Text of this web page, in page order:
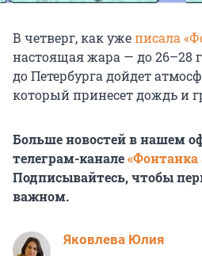
В четверг, как ужеписала
настоящая жара — до 26–28
до Петербурга дойдет
который принесет дождь и
Больше новостей в нашем
телеграм-канале«Фонтанка
Подписывайтесь, чтобы
важном.
Яковлева Юлия